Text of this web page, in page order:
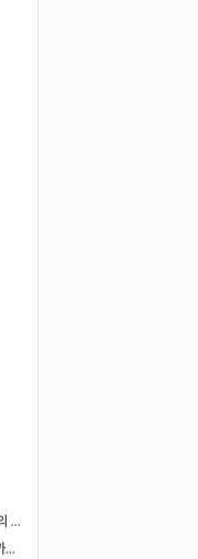
"한쪽 귀만 먹먹"… '귀지 탓' 아닌 의외의 원인 4가지
일자목·거북목 방치하면 어깨·팔 저림까지…초기 관리가 중요한 이유